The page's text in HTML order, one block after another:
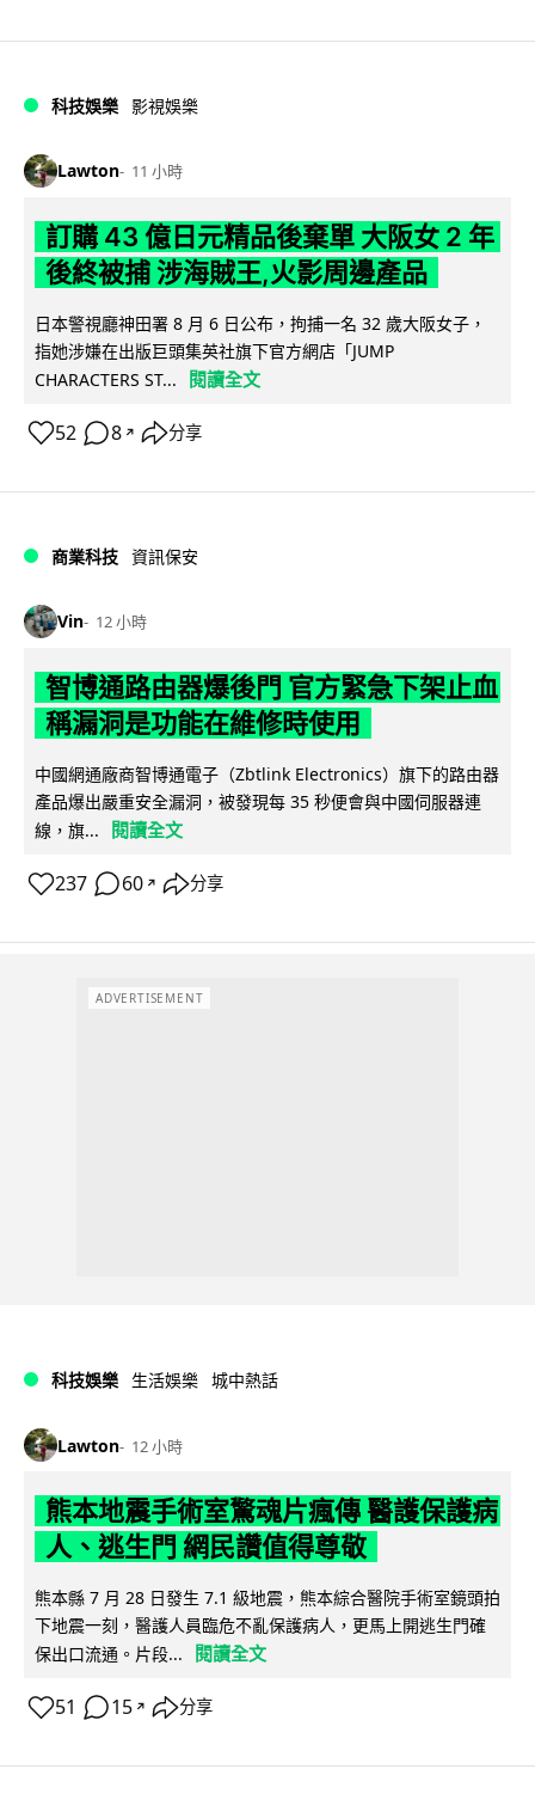
科技娛樂 影視娛樂
Lawton 11 小時
訂購 43 億日元精品後棄單 大阪女 2 年
後終被捕 涉海賊王,火影周邊產品
日本警視廳神田署 8 月 6 日公布，拘捕一名 32 歲大阪女子，
指她涉嫌在出版巨頭集英社旗下官方網店「JUMP
CHARACTERS ST...
閱讀全文
52 8 ↗ 分享
商業科技 資訊保安
Vin 12 小時
智博通路由器爆後門 官方緊急下架止血
稱漏洞是功能在維修時使用
中國網通廠商智博通電子（Zbtlink Electronics）旗下的路由器
產品爆出嚴重安全漏洞，被發現每 35 秒便會與中國伺服器連
線，旗...
閱讀全文
237 60 ↗ 分享
ADVERTISEMENT
科技娛樂 生活娛樂 城中熱話
Lawton 12 小時
熊本地震手術室驚魂片瘋傳 醫護保護病
人、逃生門 網民讚值得尊敬
熊本縣 7 月 28 日發生 7.1 級地震，熊本綜合醫院手術室鏡頭拍
下地震一刻，醫護人員臨危不亂保護病人，更馬上開逃生門確
保出口流通。片段...
閱讀全文
51 15 ↗ 分享